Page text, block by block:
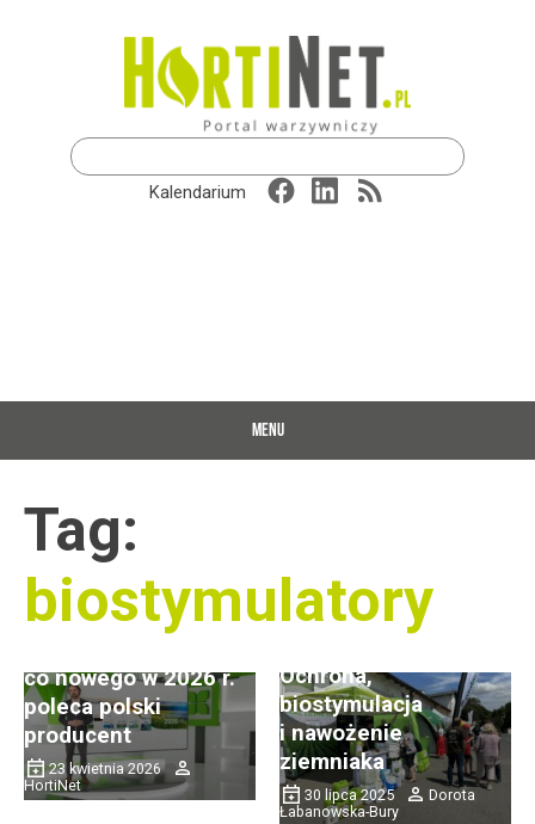
Szukaj:
Kalendarium
MENU
Tag:
biostymulatory
Biostymulatory
i preparaty
co nowego w 2026 r.
poleca polski
producent
23 kwietnia 2026
HortiNet
Ochrona,
biostymulacja
i nawożenie
ziemniaka
30 lipca 2025
Dorota
Łabanowska-Bury